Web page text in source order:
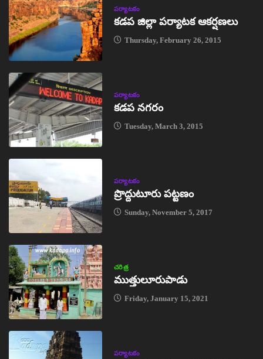
పర్యాటకం
కడప జిల్లా పర్యాటక ఆకర్షణలు
Thursday, February 26, 2015
పర్యాటకం
కడప నగరం
Tuesday, March 3, 2015
పర్యాటకం
ప్రొద్దుటూరు పట్టణం
Sunday, November 5, 2017
చరిత్ర
ముత్తులూరుపాడు
Friday, January 15, 2021
పర్యాటకం